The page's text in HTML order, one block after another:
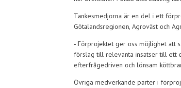
Tankesmedjorna är en del i ett
Götalandsregionen, Agroväst och
- Förprojektet ger oss möjlighet att
förslag till relevanta insatser till ett
efterfrågedriven och lönsam
Övriga medverkande parter i